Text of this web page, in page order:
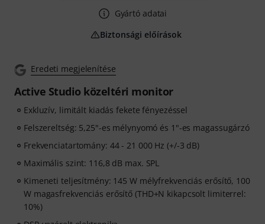
Eredeti megjelenítése
Active Studio közeltéri monitor
Exkluzív, limitált kiadás fekete fényezéssel
Felszereltség: 5,25"-es mélynyomó és 1"-es magassugárzó
Frekvenciatartomány: 44 - 21 000 Hz (+/-3 dB)
Maximális szint: 116,8 dB max. SPL
Kimeneti teljesítmény: 145 W mélyfrekvenciás erősítő, 100
W magasfrekvenciás erősítő (THD+N kikapcsolt limiterrel:
10%)
Gyártó adatai
Biztonsági előírások